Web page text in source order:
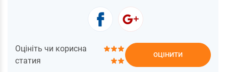
Оцініть чи корисна
статия
ОЦІНИТИ